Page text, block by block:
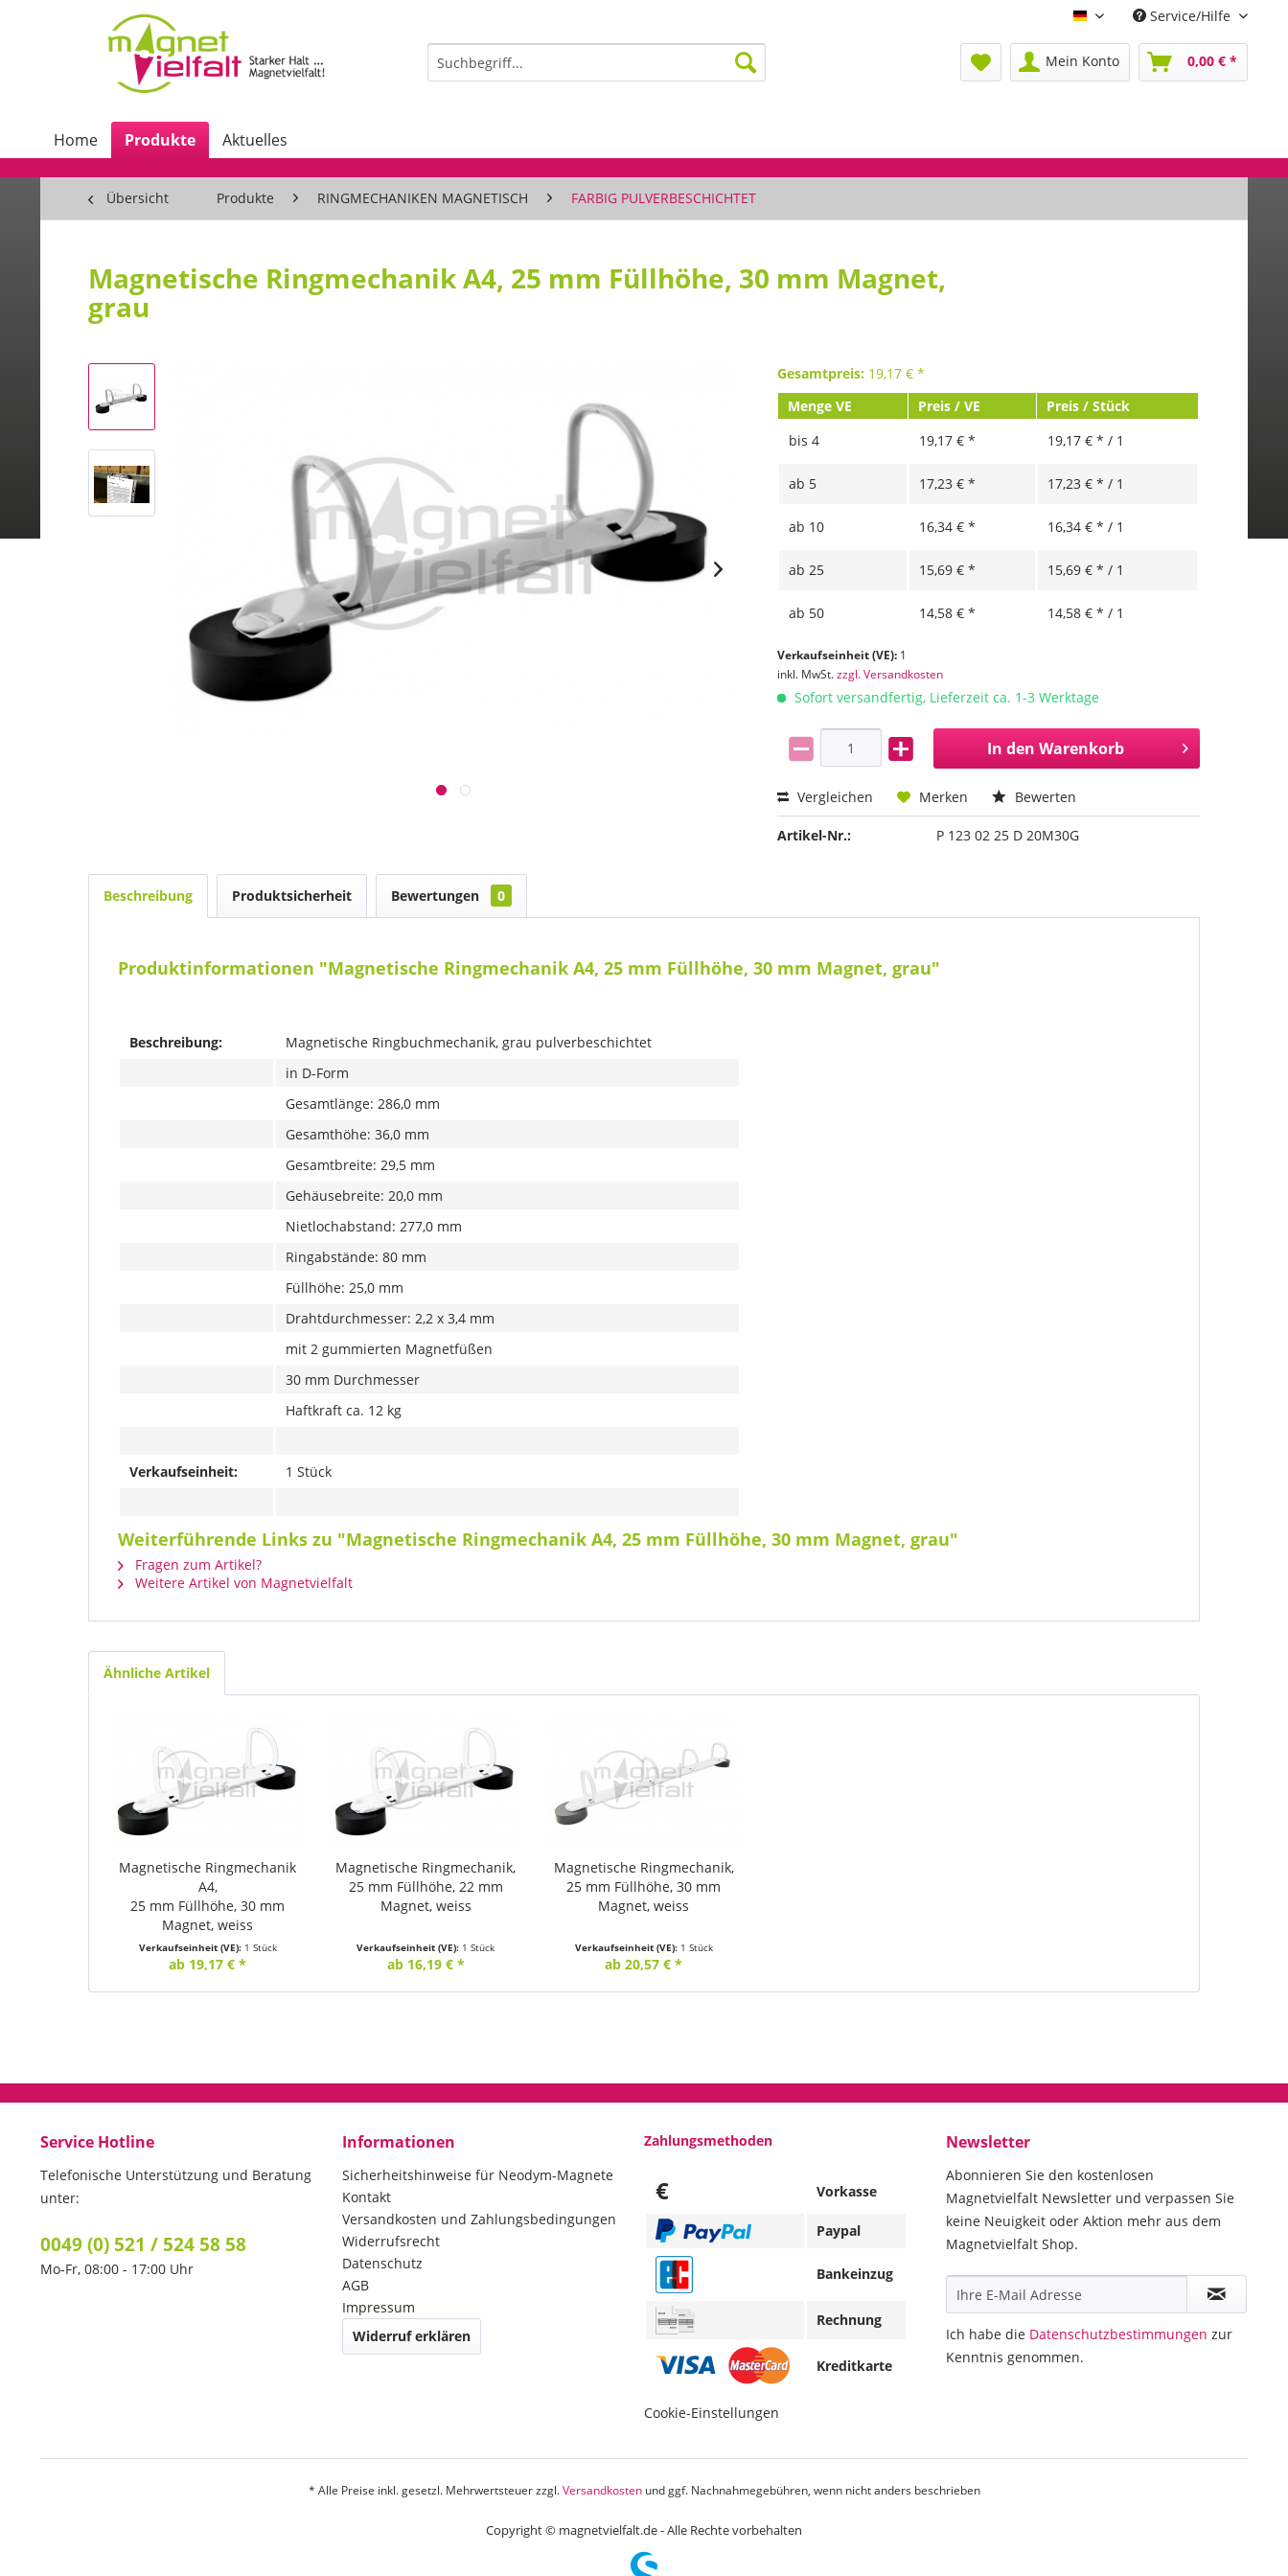
Deutsch Service/Hilfe
Mein Konto 0,00 € *
Home Produkte Aktuelles
Übersicht Produkte RINGMECHANIKEN MAGNETISCH FARBIG PULVERBESCHICHTET
Magnetische Ringmechanik A4, 25 mm Füllhöhe, 30 mm Magnet,
grau
Gesamtpreis: 19,17 € *
Menge VE
Preis / VE
Preis / Stück
bis4 19,17 € * 19,17 € * / 1
ab 5 17,23 € * 17,23 € * / 1
ab 10 16,34 € * 16,34 € * / 1
ab25 15,69 € * 15,69 € * / 1
ab 50 14,58 € * 14,58 € * / 1
Verkaufseinheit (VE): 1
inkl. MwSt.zzgl. Versandkosten
Sofort versandfertig, Lieferzeit ca. 1-3 Werktage
In den Warenkorb
Vergleichen Merken Bewerten
Artikel-Nr.: P 123 02 25 D 20M30G
Beschreibung Produktsicherheit Bewertungen 0
Produktinformationen "Magnetische Ringmechanik A4, 25 mm Füllhöhe, 30 mm Magnet, grau"
Beschreibung:
Magnetische Ringbuchmechanik, grau pulverbeschichtet
in D-Form
Gesamtlänge: 286,0 mm
Gesamthöhe: 36,0 mm
Gesamtbreite: 29,5 mm
Gehäusebreite: 20,0 mm
Nietlochabstand: 277,0 mm
Ringabstände: 80 mm
Füllhöhe: 25,0 mm
Drahtdurchmesser: 2,2 x 3,4 mm
mit 2 gummierten Magnetfüßen
30 mm Durchmesser
Haftkraft ca. 12 kg
Verkaufseinheit: 1 Stück
Weiterführende Links zu "Magnetische Ringmechanik A4, 25 mm Füllhöhe, 30 mm Magnet, grau"
Fragen zum Artikel?
Weitere Artikel von Magnetvielfalt
Ähnliche Artikel
Magnetische Ringmechanik
A4,
25 mm Füllhöhe, 30 mm
Magnet, weiss
Verkaufseinheit (VE): 1 Stück
ab 19,17 € *
Magnetische Ringmechanik,
25 mm Füllhöhe, 22 mm
Magnet, weiss
Verkaufseinheit (VE): 1 Stück
ab 16,19 € *
Magnetische Ringmechanik,
25 mm Füllhöhe, 30 mm
Magnet, weiss
Verkaufseinheit (VE): 1 Stück
ab 20,57 € *
Service Hotline
Telefonische Unterstützung und Beratung
unter:
0049 (0) 521 / 524 58 58
Mo-Fr, 08:00 - 17:00 Uhr
Informationen
Sicherheitshinweise für Neodym-Magnete
Kontakt
Versandkosten und Zahlungsbedingungen
Widerrufsrecht
Datenschutz
AGB
Impressum
Widerruf erklären
Zahlungsmethoden
€ Vorkasse
Paypal
Bankeinzug
Rechnung
Kreditkarte
Cookie-Einstellungen
Newsletter
Abonnieren Sie den kostenlosen
Magnetvielfalt Newsletter und verpassen Sie
keine Neuigkeit oder Aktion mehr aus dem
Magnetvielfalt Shop.
Ich habe die Datenschutzbestimmungen zur
Kenntnis genommen.
* Alle Preise inkl. gesetzl. Mehrwertsteuer zzgl.Versandkostenund ggf. Nachnahmegebühren, wenn nicht anders beschrieben
Copyright © magnetvielfalt.de - Alle Rechte vorbehalten